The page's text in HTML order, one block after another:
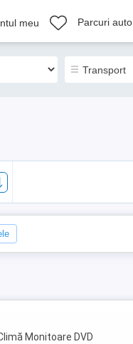
meu Parcuri auto
Monitoare DVD